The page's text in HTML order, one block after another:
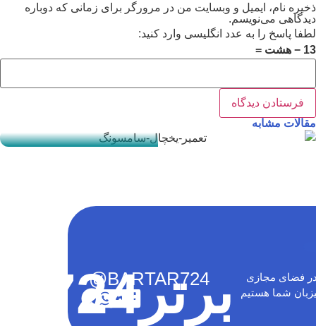
ذخیره نام، ایمیل و وبسایت من در مرورگر برای زمانی که دوباره
دیدگاهی می‌نویسم.
لطفا پاسخ را به عدد انگلیسی وارد کنید:
13 − هشت =
مقالات مشابه
تعمیر یخچال سامسونگ
فضای مجازی
شما هستیم
برتر724
@BARTAR724